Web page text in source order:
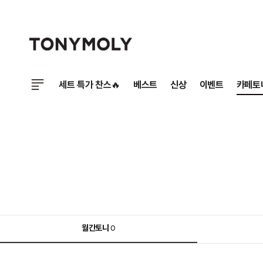
세트 특가 찬스🔥 베스트 신상 이벤트 카페토
월간토니0